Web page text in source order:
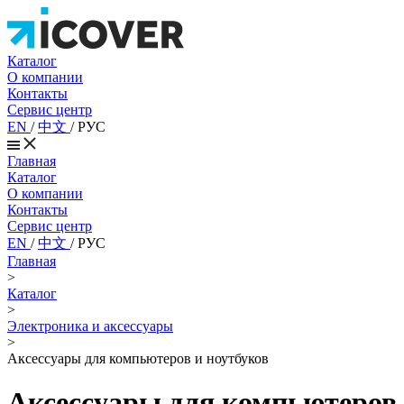
Каталог
О компании
Контакты
Сервис центр
EN /中文 /РУС
Главная
Каталог
О компании
Контакты
Сервис центр
EN /中文 /РУС
Главная
>
Каталог
>
Электроника и аксессуары
>
Аксессуары для компьютеров и ноутбуков